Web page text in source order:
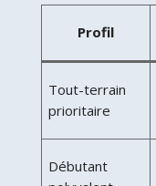
Profil
Tout-terrain
prioritaire
Débutant